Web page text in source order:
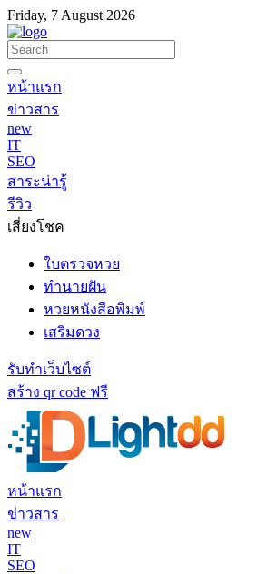
Friday, 7 August 2026
หน้าแรก
ข่าวสาร
new
IT
SEO
สาระน่ารู้
รีวิว
เสี่ยงโชค
ใบตรวจหวย
ทำนายฝัน
หวยหนังสือพิมพ์
เสริมดวง
รับทำเว็บไซต์
สร้าง qr code ฟรี
หน้าแรก
ข่าวสาร
new
IT
SEO